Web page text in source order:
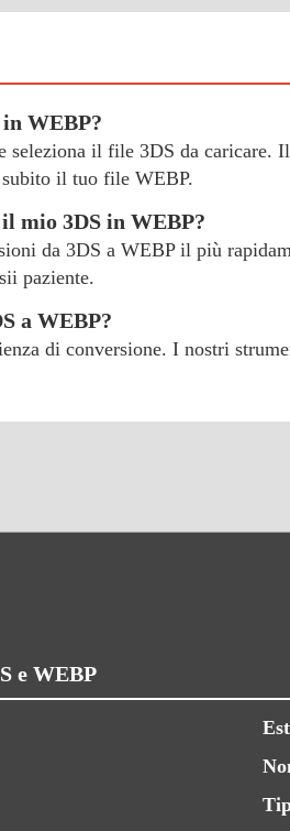
WEBP?
il file 3DS da caricare.
subito il tuo file WEBP.
mio 3DS in WEBP?
da 3DS a WEBP il più
paziente.
a WEBP?
di conversione. I nostri
e WEBP